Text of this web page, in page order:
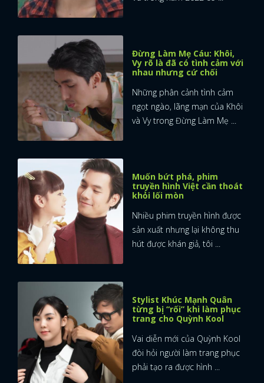
x
ĐĂNG NHẬP
Đừng Làm Mẹ Cáu: Khôi,
Vy rõ là đã có tình cảm với
nhau nhưng cứ chối
Những phân cảnh tình cảm
ngọt ngào, lãng mạn của Khôi
và Vy trong Đừng Làm Mẹ ...
Muốn bứt phá, phim
truyền hình Việt cần thoát
khỏi lối mòn
Nhiều phim truyền hình được
sản xuất nhưng lại không thu
hút được khán giả, tôi ...
Stylist Khúc Mạnh Quân
từng bị “rối” khi làm phục
trang cho Quỳnh Kool
Vai diễn mới của Quỳnh Kool
đòi hỏi người làm trang phục
phải tạo ra được hình ...